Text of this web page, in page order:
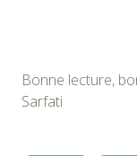
Bonne lecture,
Sarfati